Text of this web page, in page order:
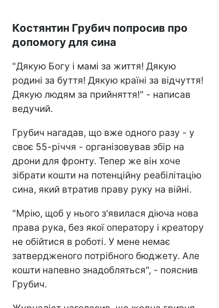
Костянтин Грубич попросив про
допомогу для сина
"Дякую Богу і мамі за життя! Дякую
родині за буття! Дякую країні за відчуття!
Дякую людям за прийняття!" - написав
ведучий.
Грубич нагадав, що вже одного разу - у
своє 55-річчя - організовував збір на
дрони для фронту. Тепер же він хоче
зібрати кошти на потенційну реабілітацію
сина, який втратив праву руку на війні.
"Мрію, щоб у нього з'явилася діюча нова
права рука, без якої оператору і креатору
не обійтися в роботі. У мене немає
затвердженого потрібного бюджету. Але
кошти напевно знадобляться", - пояснив
Грубич.